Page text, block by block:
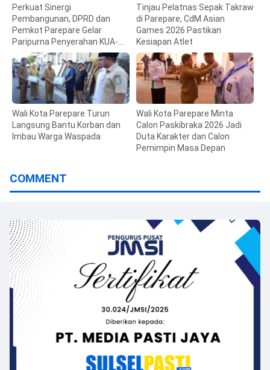
Perkuat Sinergi
Pembangunan, DPRD dan
Pemkot Parepare Gelar
Paripurna Penyerahan KUA-
PPAS 2027
Tinjau Pelatnas Sepak Takraw
di Parepare, CdM Asian
Games 2026 Pastikan
Kesiapan Atlet
Wali Kota Parepare Turun
Langsung Bantu Korban dan
Imbau Warga Waspada
Wali Kota Parepare Minta
Calon Paskibraka 2026 Jadi
Duta Karakter dan Calon
Pemimpin Masa Depan
COMMENT